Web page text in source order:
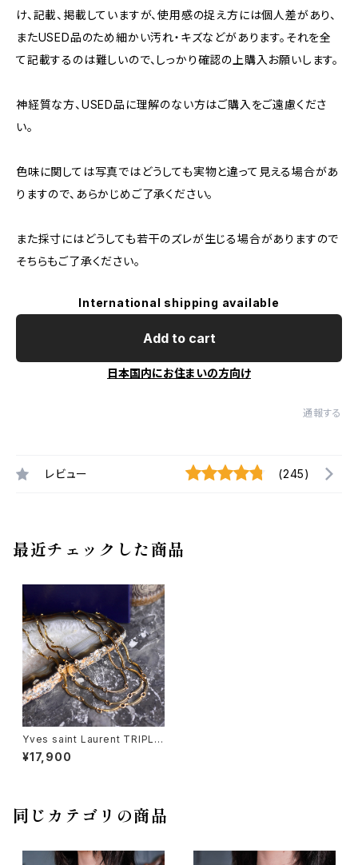
け、記載、掲載していますが、使用感の捉え方には個人差があり、
またUSED品のため細かい汚れ・キズなどがあります。それを全
て記載するのは難しいので、しっかり確認の上購入お願いします。
神経質な方、USED品に理解のない方はご購入をご遠慮くださ
い。
色味に関しては写真ではどうしても実物と違って見える場合があ
りますので、あらかじめご了承ください。
また採寸にはどうしても若干のズレが生じる場合がありますので
そちらもご了承ください。
International shipping available
Add to cart
日本国内にお住まいの方向け
通報する
レビュー (245)
最近チェックした商品
Yves saint Laurent TRIPLE
CHAIN DESIGN NECKLACE/
イヴサンローラン3連チェーンデ
¥17,900
同じカテゴリの商品